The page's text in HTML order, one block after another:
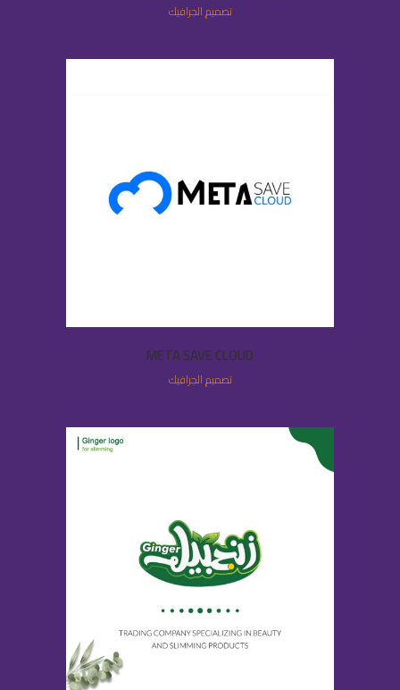
تصميم الجرافيك
META SAVE CLOUD
تصميم الجرافيك